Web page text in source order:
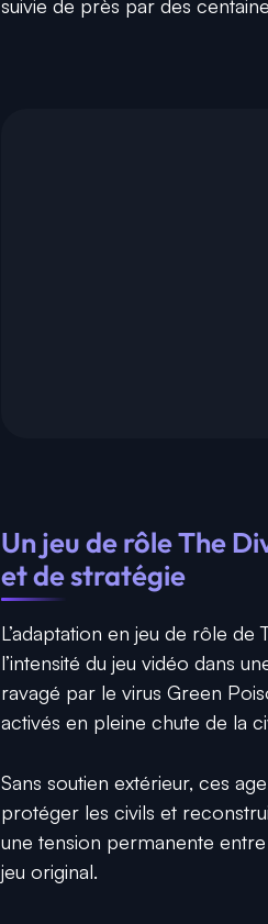
suivie de près par des
Un jeu de rôle The
et de stratégie
L’adaptation en jeu de rôle de
l’intensité du jeu vidéo dans
ravagé par le virus Green
activés en pleine chute de la
Sans soutien extérieur, ces
protéger les civils et
une tension permanente
jeu original.